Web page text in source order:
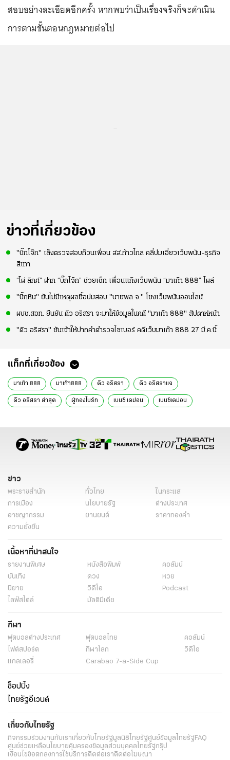
สอบอย่างละเอียดอีกครั้ง หากพบว่าเป็นเรื่องจริงก็จะดำเนิน
การตามขั้นตอนกฎหมายต่อไป
ข่าวที่เกี่ยวข้อง
"บิ๊กโจ๊ก" เล็งตรวจสอบก๊วนเพื่อน สส.ก้าวไกล คลี่ปมเอี่ยวเว็บพนัน-ธุรกิจ
สีเทา
“ไผ่ ลิกค์” ฝาก “บิ๊กโจ๊ก” ช่วยเช็ก เพื่อนแก๊งเว็บพนัน “มาเก๊า 888” โผล่
"บิ๊กหิน" ยันไม่มีเหตุผลยื้อปมสอบ "นายพล จ." โยงเว็บพนันออนไลน์
ผบช.สอท. ยืนยัน ดิว อริสรา จะมาให้ข้อมูลในคดี "มาเก๊า 888" สัปดาห์หน้า
"ดิว อริสรา" ยันเข้าให้ปากคำตำรวจไซเบอร์ คดีเว็บมาเก๊า 888 27 มี.ค.นี้
แท็กที่เกี่ยวข้อง
มาเก๊า 888 มาเก๊า888 ดิว อริสรา ดิว อริสราแฉ
ดิว อริสรา ล่าสุด ผู้กองไบร์ท เบนซ์ เดม่อน เบนซ์เดม่อน
ข่าว
พระราชสำนัก ทั่วไทย
ในกระแส
การเมือง
นโยบายรัฐ
ต่างประเทศ
อาชญากรรม
ยานยนต์
ราคาทองคำ
ความยั่งยืน
เนื้อหาที่น่าสนใจ
รายงานพิเศษ หนังสือพิมพ์
คอลัมน์
บันเทิง
ดวง
หวย
นิยาย
วิดีโอ
Podcast
ไลฟ์สไตล์
มัลติมีเดีย
กีฬา
ฟุตบอลต่่างประเทศ ฟุตบอลไทย
คอลัมน์
ไฟต์สปอร์ต
กีฬาโลก
วิดีโอ
แกลเลอรี่
Carabao 7-a-Side Cup
ช็อปปิ้ง
ไทยรัฐอีเวนต์
เกี่ยวกับไทยรัฐ
กิจกรรมร่วมงานกับเราเกี่ยวกับไทยรัฐมูลนิธิไทยรัฐศูนย์ข้อมูลไทยรัฐFAQ
ศูนย์ช่วยเหลือนโยบายคุ้มครองข้อมูลส่วนบุคคลไทยรัฐกรุ๊ป
เงื่อนไขข้อตกลงการใช้บริการติดต่อเราติดต่อโฆษณา